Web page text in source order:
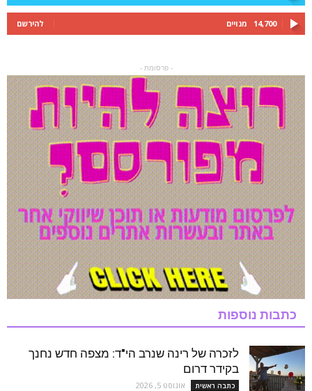
14,700 מנויים להירשם
- פרסומת -
כתבות נוספות
לזכרה של רינה שנרב הי"ד: מצפה חדש נחנך
בקידר דרום
כתבה ראשית אוגוסט 5, 2026